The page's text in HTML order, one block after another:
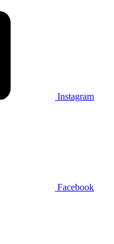
Instagram
Facebook